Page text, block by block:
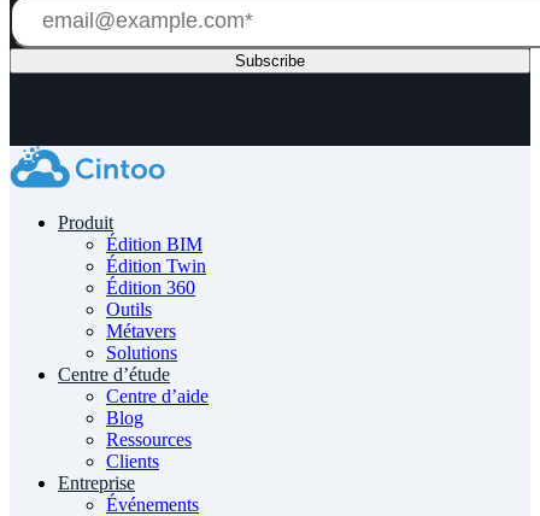
Produit
Édition BIM
Édition Twin
Édition 360
Outils
Métavers
Solutions
Centre d’étude
Centre d’aide
Blog
Ressources
Clients
Entreprise
Événements